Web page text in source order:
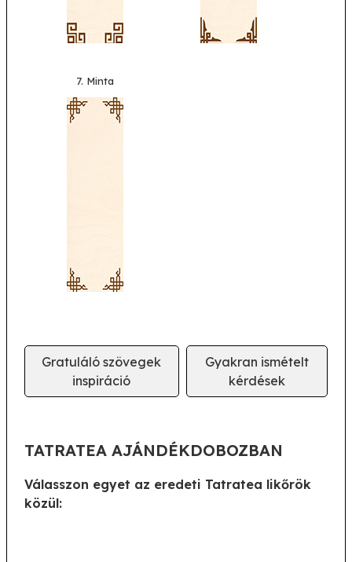
7. Minta
Gratuláló szövegek
inspiráció
Gyakran ismételt
kérdések
TATRATEA AJÁNDÉKDOBOZBAN
Válasszon egyet az eredeti Tatratea likőrök
közül: